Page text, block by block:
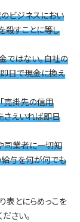
ビジネスにおい
殺すことに等し
ではない。自社の
日で現金に換え
売掛先の信用
さえいれば即日
同業者に一切知
与を何が何でも
表とにらめっこを
さい。